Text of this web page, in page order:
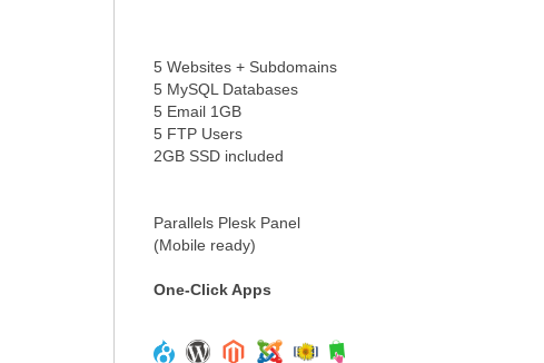
5 Websites + Subdomains
5 MySQL Databases
5 Email 1GB
5 FTP Users
2GB SSD included
Parallels Plesk Panel
(Mobile ready)
One-Click Apps